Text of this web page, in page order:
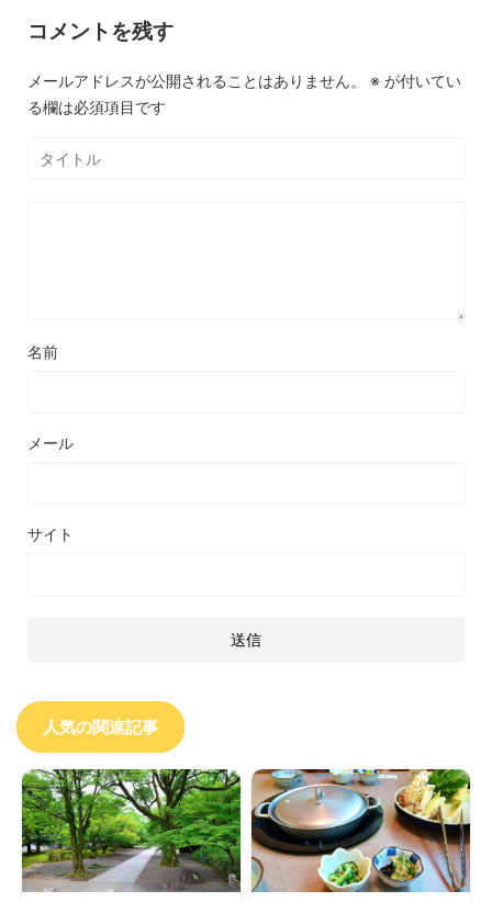
コメントを残す
メールアドレスが公開されることはありません。 ※ が付いてい
る欄は必須項目です
名前
メール
サイト
人気の関連記事